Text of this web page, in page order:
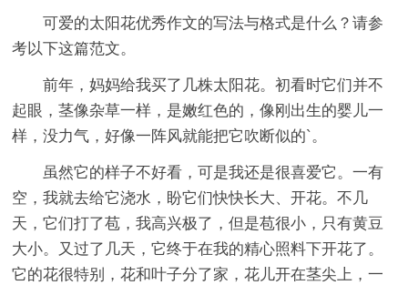
可爱的太阳花优秀作文的写法与格式是什么？请参
考以下这篇范文。
前年，妈妈给我买了几株太阳花。初看时它们并不
起眼，茎像杂草一样，是嫩红色的，像刚出生的婴儿一
样，没力气，好像一阵风就能把它吹断似的`。
虽然它的样子不好看，可是我还是很喜爱它。一有
空，我就去给它浇水，盼它们快快长大、开花。不几
天，它们打了苞，我高兴极了，但是苞很小，只有黄豆
大小。又过了几天，它终于在我的精心照料下开花了。
它的花很特别，花和叶子分了家，花儿开在茎尖上，一